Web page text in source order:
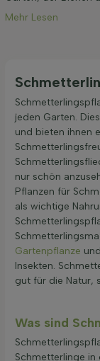
Mehr Lesen
jeden Garten.
und bieten ihnen
nur schön
Pflanzen für
als wichtige
Gartenpflanze
Insekten.
gut für die Natur,
Was sind
Schmetterlinge in